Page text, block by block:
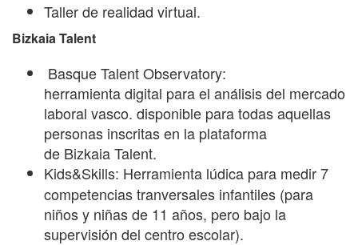
Taller de realidad virtual.
Bizkaia Talent
BasqueTalentObservatory:
herramientadigital para el análisis del mercado
laboral vasco. disponible para todas aquellas
personas inscritas en la plataforma
de BizkaiaTalent.
Kids&Skills: Herramienta lúdica para medir 7
competencias tranversales infantiles (para
niños y niñas de 11 años, pero bajo la
supervisión del centro escolar).